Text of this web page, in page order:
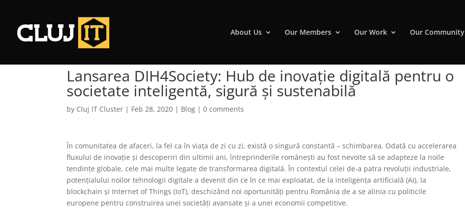
About Us Our Members Our Work Our Community
Lansarea DIH4Society: Hub de inovație digitală pentru o
societate inteligentă, sigură și sustenabilă
by Cluj IT Cluster | Feb 28, 2020 | Blog |0 comments
În comunitatea de afaceri, la fel ca în viața de zi cu zi, există o singură constantă – schimbarea. Odată cu accelerarea
fluxului de inovație și descoperiri din ultimii ani, întreprinderile românești au fost nevoite să se adapteze la noile
tendințe globale, cele mai multe legate de transformarea digitală. În contextul celei de-a patra revoluții industriale,
potențialului noilor tehnologii digitale a devenit din ce în ce mai exploatat, de la inteligența artificială (AI), la
blockchain și Internet of Things (IoT), deschizând noi oportunități pentru România de a se alinia cu politicile
europene pentru construirea unei societăți avansate și a unei economii competitive.